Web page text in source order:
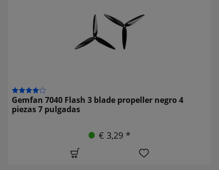
Gemfan 7040 Flash 3 blade propeller negro 4
piezas 7 pulgadas
€ 3,29 *